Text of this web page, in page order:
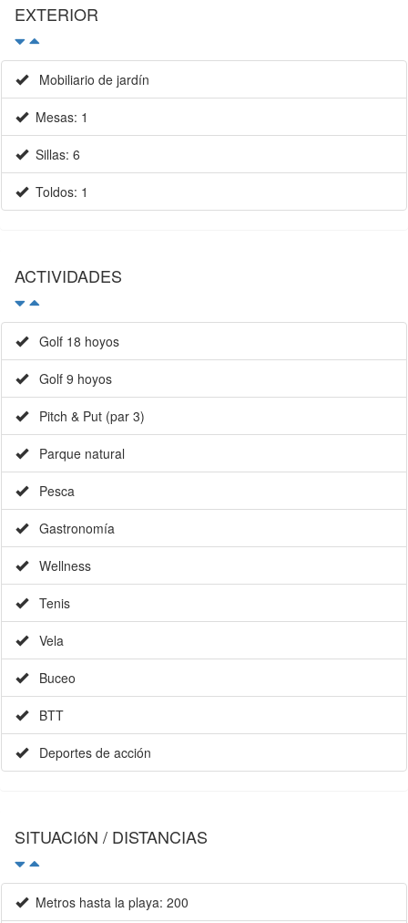
EXTERIOR
Mobiliario de jardín
Mesas: 1
Sillas: 6
Toldos: 1
ACTIVIDADES
Golf 18 hoyos
Golf 9 hoyos
Pitch & Put (par 3)
Parque natural
Pesca
Gastronomía
Wellness
Tenis
Vela
Buceo
BTT
Deportes de acción
SITUACIóN / DISTANCIAS
Metros hasta la playa: 200